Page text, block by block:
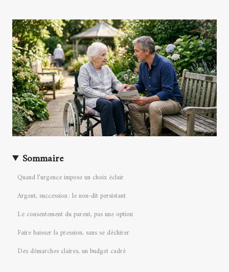
Sommaire
Quand l’urgence impose un choix éclair
Argent, succession : le non-dit persistant
Le consentement du parent, pas une option
Faire baisser la pression, sans se déchirer
Des démarches claires, un budget cadré